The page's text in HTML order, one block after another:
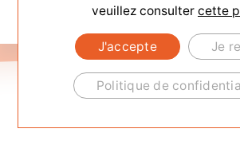
ACCUEIL . FINANCEMENT .FRAIS
veuillez consulter cette
J'accepte Je
Politique de